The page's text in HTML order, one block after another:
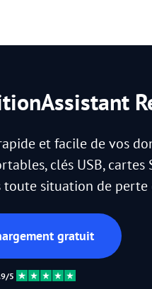
et facile de vos
clés USB,
toute situation de perte
gratuit
5